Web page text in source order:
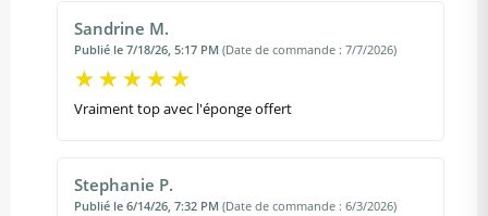
Sandrine M.
Publié le 7/18/26, 5:17 PM (Date de commande : 7/7/2026)
Vraiment top avec l'éponge offert
Stephanie P.
Publié le 6/14/26, 7:32 PM (Date de commande : 6/3/2026)